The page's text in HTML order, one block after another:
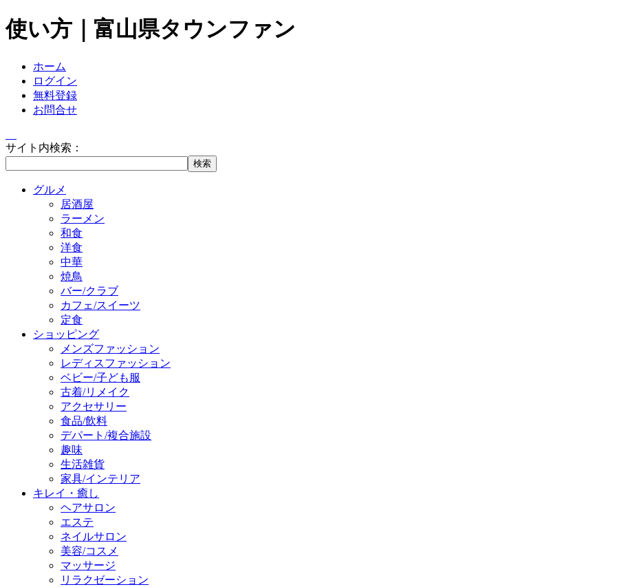
使い方｜富山県タウンファン
ホーム
ログイン
無料登録
お問合せ
サイト内検索：
グルメ
居酒屋
ラーメン
和食
洋食
中華
焼鳥
バー/クラブ
カフェ/スイーツ
定食
ショッピング
メンズファッション
レディスファッション
ベビー/子ども服
古着/リメイク
アクセサリー
食品/飲料
デパート/複合施設
趣味
生活雑貨
家具/インテリア
キレイ・癒し
ヘアサロン
エステ
ネイルサロン
美容/コスメ
マッサージ
リラクゼーション